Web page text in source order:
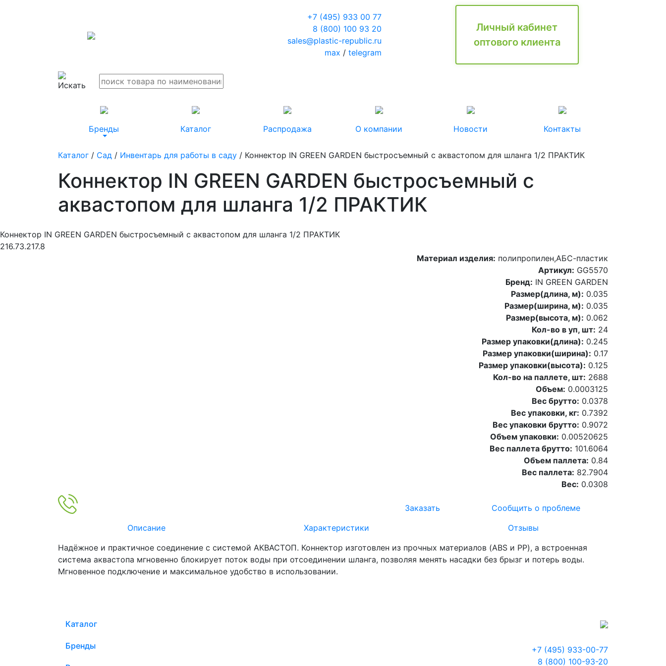
+7 (495) 933 00 77
8 (800) 100 93 20
sales@plastic-republic.ru
max / telegram
Личный кабинет
оптового клиента
Бренды Каталог Распродажа О компании Новости Контакты
Каталог / Сад / Инвентарь для работы в саду / Коннектор IN GREEN GARDEN быстросъемный с аквастопом для шланга 1/2 ПРАКТИК
Коннектор IN GREEN GARDEN быстросъемный с
аквастопом для шланга 1/2 ПРАКТИК
Коннектор IN GREEN GARDEN быстросъемный с аквастопом для шланга 1/2 ПРАКТИК
216.73.217.8
Материал изделия: полипропилен,АБС-пластик
Артикул: GG5570
Бренд: IN GREEN GARDEN
Размер(длина, м): 0.035
Размер(ширина, м): 0.035
Размер(высота, м): 0.062
Кол-во в уп, шт: 24
Размер упаковки(длина): 0.245
Размер упаковки(ширина): 0.17
Размер упаковки(высота): 0.125
Кол-во на паллете, шт: 2688
Объем: 0.0003125
Вес брутто: 0.0378
Вес упаковки, кг: 0.7392
Вес упаковки брутто: 0.9072
Объем упаковки: 0.00520625
Вес паллета брутто: 101.6064
Объем паллета: 0.84
Вес паллета: 82.7904
Вес: 0.0308
Заказать
Сообщить о проблеме
Описание
Характеристики
Отзывы
Надёжное и практичное соединение с системой АКВАСТОП. Коннектор изготовлен из прочных материалов (ABS и PP), а встроенная
система аквастопа мгновенно блокирует поток воды при отсоединении шланга, позволяя менять насадки без брызг и потерь воды.
Мгновенное подключение и максимальное удобство в использовании.
Каталог
Бренды
+7 (495) 933-00-77
8 (800) 100-93-20